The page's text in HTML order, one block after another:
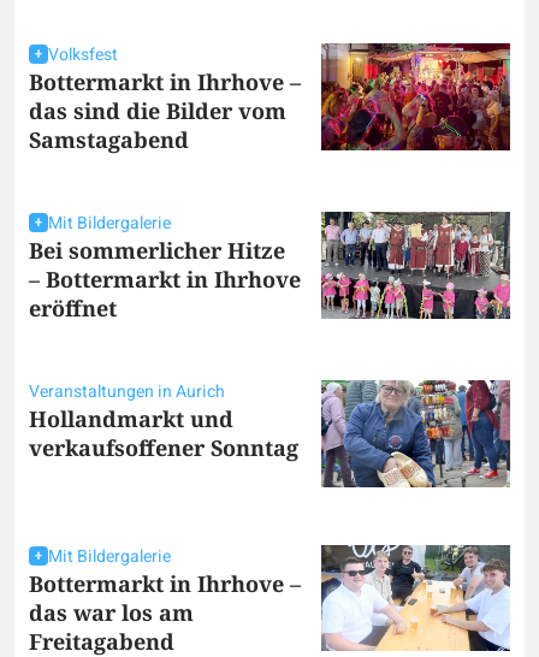
Volksfest
Bottermarkt in Ihrhove –
das sind die Bilder vom
Samstagabend
Mit Bildergalerie
Bei sommerlicher Hitze
– Bottermarkt in Ihrhove
eröffnet
Veranstaltungen in Aurich
Hollandmarkt und
verkaufsoffener Sonntag
Mit Bildergalerie
Bottermarkt in Ihrhove –
das war los am
Freitagabend